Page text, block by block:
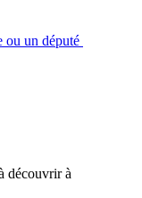
ou un député
découvrir à